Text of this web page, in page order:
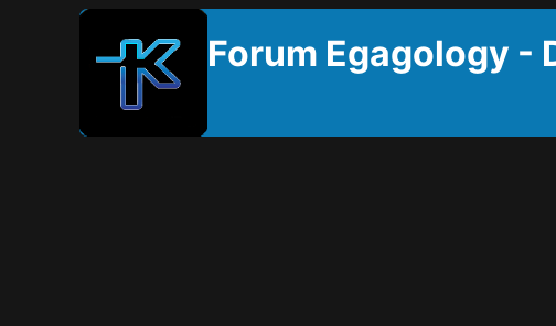
Forum Egagology -